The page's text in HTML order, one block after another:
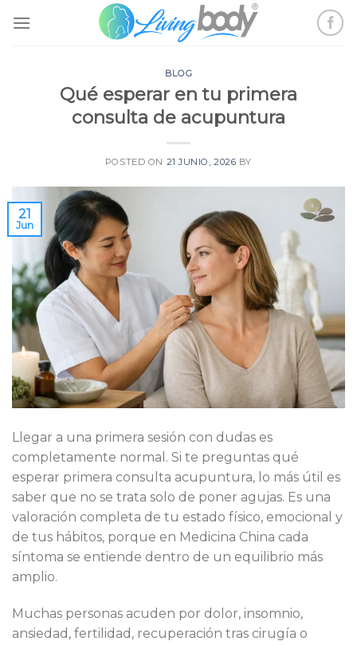
BLOG
Qué esperar en tu primera
consulta de acupuntura
POSTED ON 21 JUNIO, 2026 BY
21
Jun
Llegar a una primera sesión con dudas es
completamente normal. Si te preguntas qué
esperar primera consulta acupuntura, lo más útil es
saber que no se trata solo de poner agujas. Es una
valoración completa de tu estado físico, emocional y
de tus hábitos, porque en Medicina China cada
síntoma se entiende dentro de un equilibrio más
amplio.
Muchas personas acuden por dolor, insomnio,
ansiedad, fertilidad, recuperación tras cirugía o